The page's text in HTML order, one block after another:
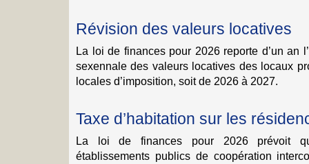
Révision des valeurs locatives
La loi de finances pour 2026 reporte d’un an
sexennale des valeurs locatives des locaux
locales d’imposition, soit de 2026 à 2027.
Taxe d’habitation sur les
La loi de finances pour 2026 prévoit
établissements publics de coopération